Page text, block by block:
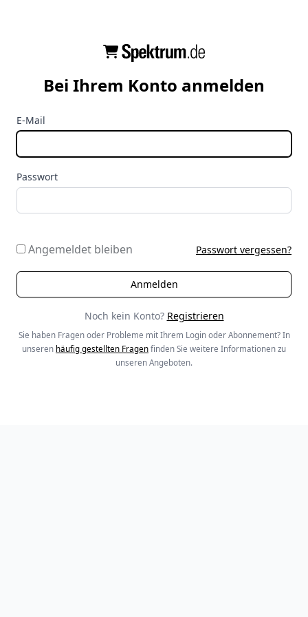
Bei Ihrem Konto anmelden
E-Mail
Passwort
Angemeldet bleiben Passwort vergessen?
Noch kein Konto? Registrieren
Sie haben Fragen oder Probleme mit Ihrem Login oder Abonnement? In
unseren häufig gestellten Fragen finden Sie weitere Informationen zu
unseren Angeboten.